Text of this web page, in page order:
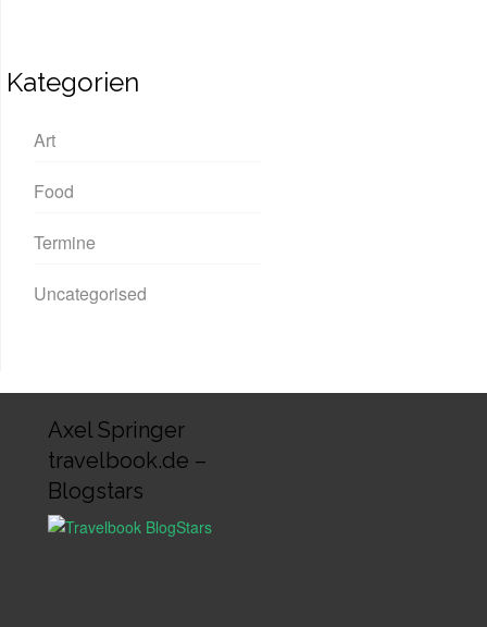
Kategorien
Art
Food
Termine
Uncategorised
Axel Springer
travelbook.de –
Blogstars